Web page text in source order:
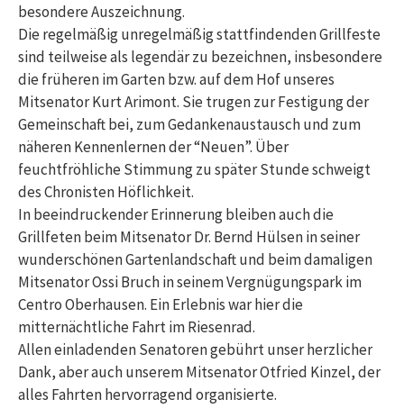
besondere Auszeichnung.
Die regelmäßig unregelmäßig stattfindenden Grillfeste
sind teilweise als legendär zu bezeichnen, insbesondere
die früheren im Garten bzw. auf dem Hof unseres
Mitsenator Kurt Arimont. Sie trugen zur Festigung der
Gemeinschaft bei, zum Gedankenaustausch und zum
näheren Kennenlernen der “Neuen”. Über
feuchtfröhliche Stimmung zu später Stunde schweigt
des Chronisten Höflichkeit.
In beeindruckender Erinnerung bleiben auch die
Grillfeten beim Mitsenator Dr. Bernd Hülsen in seiner
wunderschönen Gartenlandschaft und beim damaligen
Mitsenator Ossi Bruch in seinem Vergnügungspark im
Centro Oberhausen. Ein Erlebnis war hier die
mitternächtliche Fahrt im Riesenrad.
Allen einladenden Senatoren gebührt unser herzlicher
Dank, aber auch unserem Mitsenator Otfried Kinzel, der
alles Fahrten hervorragend organisierte.